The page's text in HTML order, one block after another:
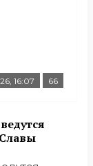
16:07 66